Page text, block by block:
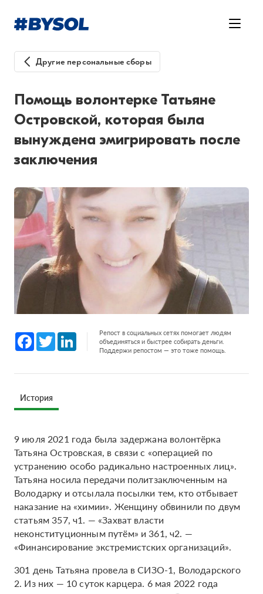
Другие персональные сборы
Помощь волонтерке Татьяне
Островской, которая была
вынуждена эмигрировать после
заключения
Facebook
Twitter LinkedInРепост в социальных сетях помогает людям
объединяться и быстрее собирать деньги.
Поддержи репостом — это тоже помощь.
История
9 июля 2021 года была задержана волонтёрка
Татьяна Островская, в связи с «операцией по
устранению особо радикально настроенных лиц».
Татьяна носила передачи политзаключенным на
Володарку и отсылала посылки тем, кто отбывает
наказание на «химии». Женщину обвинили по двум
статьям 357, ч1. — «Захват власти
неконституционным путём» и 361, ч2. —
«Финансирование экстремистских организаций».
301 день Татьяна провела в СИЗО-1, Володарского
2. Из них — 10 суток карцера. 6 мая 2022 года